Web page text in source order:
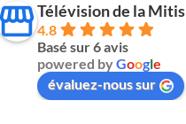
Télévision de la Mitis
4.8
Basé sur 6 avis
powered byGoogle
évaluez-nous sur